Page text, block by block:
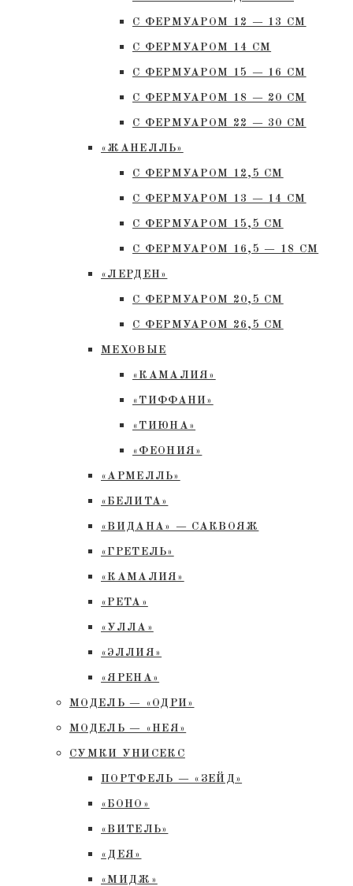
С ФЕРМУАРОМ 12 — 13 СМ
С ФЕРМУАРОМ 14 СМ
С ФЕРМУАРОМ 15 — 16 СМ
C ФЕРМУАРОМ 18 — 20 СМ
С ФЕРМУАРОМ 22 — 30 СМ
«ЖАНЕЛЛЬ»
С ФЕРМУАРОМ 12,5 СМ
С ФЕРМУАРОМ 13 — 14 СМ
С ФЕРМУАРОМ 15,5 СМ
С ФЕРМУАРОМ 16,5 — 18 СМ
«ЛЕРДЕН»
С ФЕРМУАРОМ 20,5 СМ
С ФЕРМУАРОМ 26,5 СМ
МЕХОВЫЕ
«КАМАЛИЯ»
«ТИФФАНИ»
«ТИЮНА»
«ФЕОНИЯ»
«АРМЕЛЛЬ»
«БЕЛИТА»
«ВИДАНА» — САКВОЯЖ
«ГРЕТЕЛЬ»
«КАМАЛИЯ»
«РЕТА»
«УЛЛА»
«ЭЛЛИЯ»
«ЯРЕНА»
МОДЕЛЬ — «ОДРИ»
МОДЕЛЬ — «НЕЯ»
СУМКИ УНИСЕКС
ПОРТФЕЛЬ — «ЗЕЙД»
«БОНО»
«ВИТЕЛЬ»
«ДЕЯ»
«МИДЖ»